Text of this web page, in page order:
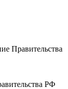
Правительства
РФ